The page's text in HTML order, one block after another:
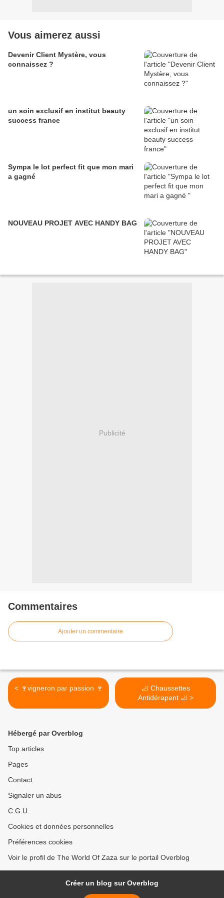
Vous aimerez aussi
Devenir Client Mystère, vous
connaissez ?
un soin exclusif en institut beauty
success france
Sympa le lot perfect fit que mon mari
a gagné
NOUVEAU PROJET AVEC HANDY BAG
Publicité
Commentaires
Ajouter un commentaire
< 🍷vigneron par passion 🍷
🦶 Chaussettes
Antidérapant 🦶 >
Hébergé par Overblog
Top articles
Pages
Contact
Signaler un abus
C.G.U.
Cookies et données personnelles
Préférences cookies
Voir le profil de The World Of Zaza sur le portail Overblog
Créer un blog sur Overblog